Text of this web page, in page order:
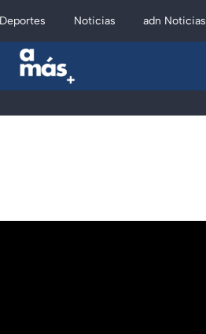
Deportes Noticias adn Noticias